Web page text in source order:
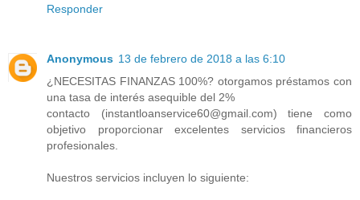
Responder
Anonymous 13 de febrero de 2018 a las 6:10
¿NECESITAS FINANZAS 100%? otorgamos préstamos con
una tasa de interés asequible del 2%
contacto (instantloanservice60@gmail.com) tiene como
objetivo proporcionar excelentes servicios financieros
profesionales.
Nuestros servicios incluyen lo siguiente: